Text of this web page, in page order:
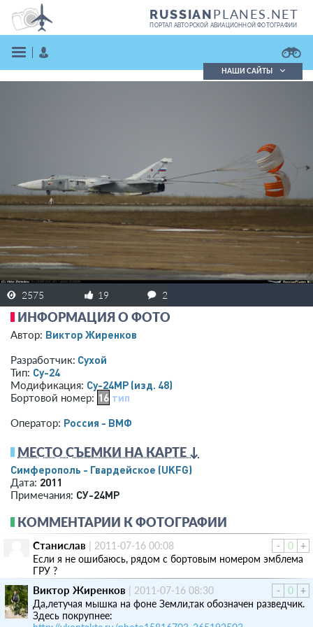
RUSSIANPLANES.NET
ПОРТАЛ АВТОРСКОЙ АВИАЦИОННОЙ ФОТОГРАФИИ
ЗАРЕГИСТРИРОВАТЬСЯ
НАШИ САЙТЫ
2575 19 2
ИНФОРМАЦИЯ О ФОТО
Автор: Виктор Жиренков
Разработчик: Сухой
Тип: Су-24
Модификация: Су-24МР (изд. 48)
Бортовой номер: 16 тип
Оператор: Россия - ВМФ
МЕСТО СЪЕМКИ НА КАРТЕ ↓
Симферополь - Гвардейское (UKFG)
Дата: 2011
Примечания: СУ-24МР
КОММЕНТАРИИ К ФОТОГРАФИИ
- 0 +
Станислав | 2011-07-16 00:08
Если я не ошибаюсь, рядом с бортовым номером эмблема
ГРУ ?
-
0 +
Виктор Жиренков | 2011-07-16 08:30
Да,летучая мышка на фоне Земли,так обозначен разведчик.
Здесь покрупнее: